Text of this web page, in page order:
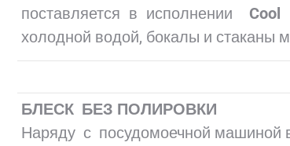
поставляется в исполнении Cool
холодной водой, бокалы и стаканы
БЛЕСК БЕЗ ПОЛИРОВКИ
Наряду с посудомоечной машиной